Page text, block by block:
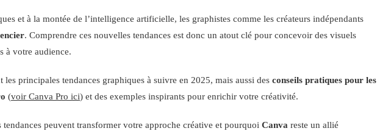
et à la montée de l’intelligence artificielle, les graphistes comme les créateurs indépendants
. Comprendre ces nouvelles tendances est donc un atout clé pour concevoir des visuels
à votre audience.
principales tendances graphiques à suivre en 2025, mais aussi des conseils pratiques pour les
(voir Canva Pro ici) et des exemples inspirants pour enrichir votre créativité.
peuvent transformer votre approche créative et pourquoi Canva reste un allié